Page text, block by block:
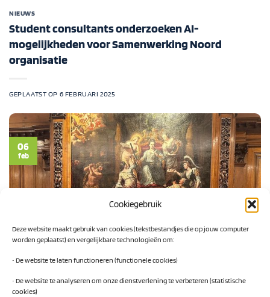
Cookiegebruik
Deze website maakt gebruik van cookies (tekstbestandjes die op jouw computer
worden geplaatst) en vergelijkbare technologieën om:
• De website te laten functioneren (functionele cookies)
• De website te analyseren om onze dienstverlening te verbeteren (statistische
cookies)
NIEUWS
Student consultants onderzoeken AI-
mogelijkheden voor Samenwerking Noord
organisatie
GEPLAATST OP 6 FEBRUARI 2025
06
feb